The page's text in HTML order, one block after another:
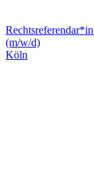
(m/w/d)
Köln